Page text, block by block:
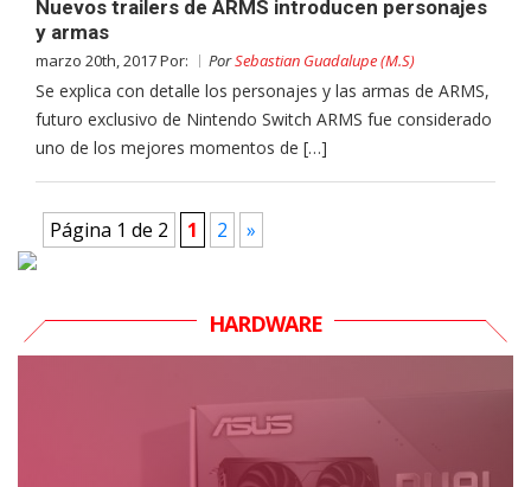
Nuevos trailers de ARMS introducen personajes
y armas
marzo 20th, 2017 Por: PorSebastian Guadalupe (M.S)
Se explica con detalle los personajes y las armas de ARMS,
futuro exclusivo de Nintendo Switch ARMS fue considerado
uno de los mejores momentos de […]
Página 1 de 2 1 2 »
HARDWARE